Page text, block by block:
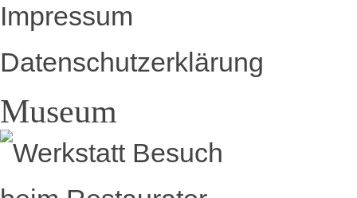
Impressum
Datenschutzerklärung
Museum